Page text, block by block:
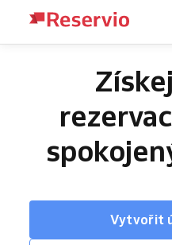
Vytvořit